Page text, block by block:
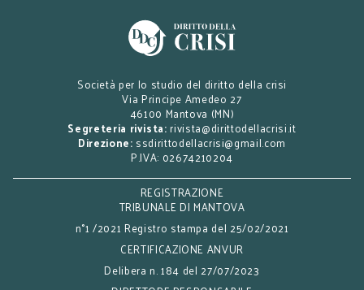
Società per lo studio del diritto della crisi
Via Principe Amedeo 27
46100 Mantova (MN)
Segreteria rivista: rivista@dirittodellacrisi.it
Direzione: ssdirittodellacrisi@gmail.com
P.IVA: 02674210204
REGISTRAZIONE
TRIBUNALE DI MANTOVA
n°1 /2021 Registro stampa del 25/02/2021
CERTIFICAZIONE ANVUR
Delibera n. 184 del 27/07/2023